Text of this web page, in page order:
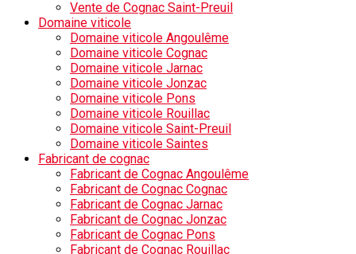
Vente de Cognac Saint-Preuil
Domaine viticole
Domaine viticole Angoulême
Domaine viticole Cognac
Domaine viticole Jarnac
Domaine viticole Jonzac
Domaine viticole Pons
Domaine viticole Rouillac
Domaine viticole Saint-Preuil
Domaine viticole Saintes
Fabricant de cognac
Fabricant de Cognac Angoulême
Fabricant de Cognac Cognac
Fabricant de Cognac Jarnac
Fabricant de Cognac Jonzac
Fabricant de Cognac Pons
Fabricant de Cognac Rouillac